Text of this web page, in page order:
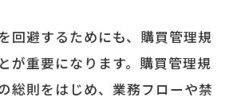
回避するためにも、購買管理規
が重要になります。購買管理規
総則をはじめ、業務フローや禁